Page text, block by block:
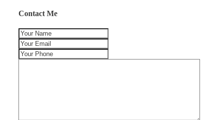
Contact Me